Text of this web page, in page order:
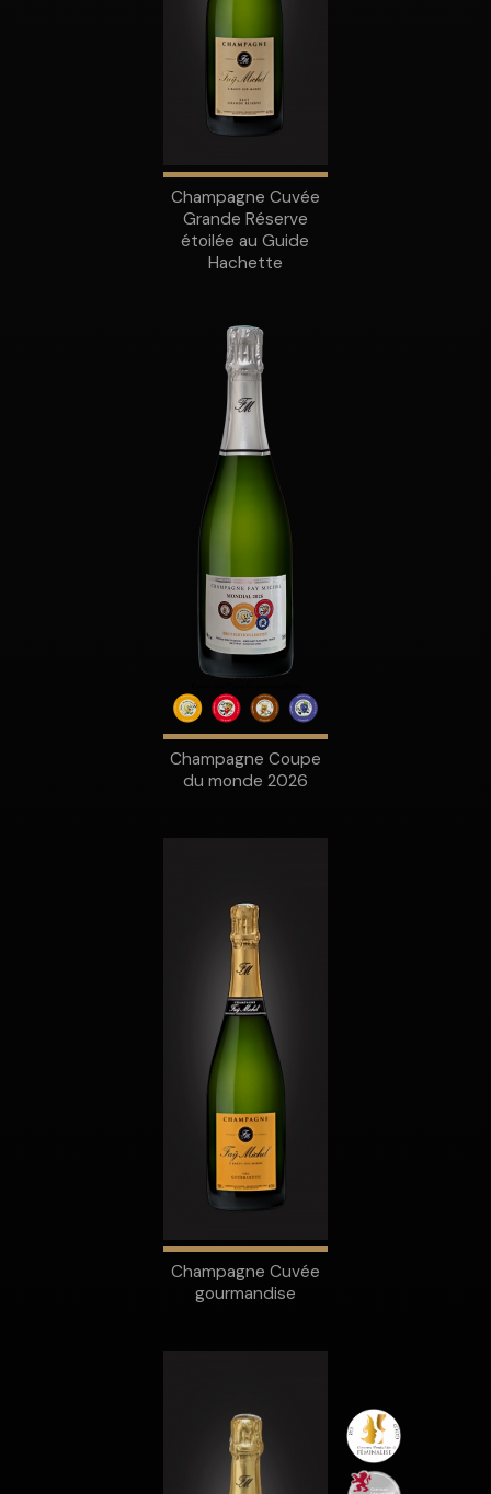
Champagne Cuvée
Grande Réserve
étoilée au Guide
Hachette
Champagne Coupe
du monde 2026
Champagne Cuvée
gourmandise